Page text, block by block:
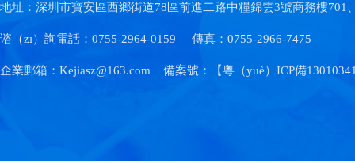
地址：深圳市寶安區西鄉街道78區前進二路中糧錦雲3號商務樓701
谘（zī）詢電話：0755-2964-0159 傳真：0755-2966-7475
企業郵箱：Kejiasz@163.com 備案號：【粵（yuè）ICP備